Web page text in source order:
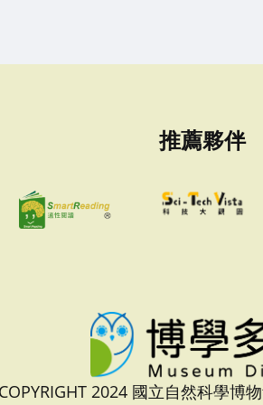
推薦夥伴
2024 國立自然科學博